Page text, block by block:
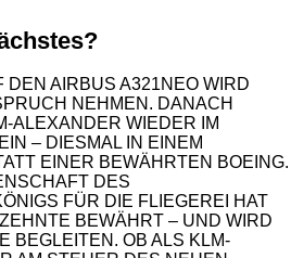
DEN AIRBUS A321NEO WIRD
NEHMEN. DANACH
ALEXANDER WIEDER IM
– DIESMAL IN EINEM
EINER BEWÄHRTEN BOEING.
DES
FÜR DIE FLIEGEREI HAT
BEWÄHRT – UND WIRD
BEGLEITEN. OB ALS KLM-